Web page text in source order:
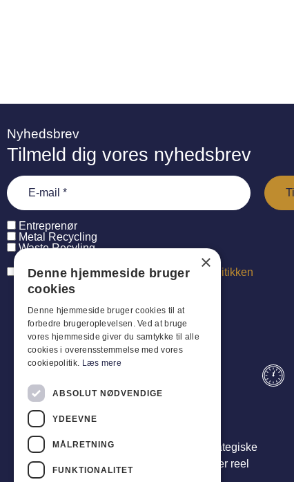
Nyhedsbrev
Tilmeld dig vores nyhedsbrev
Entreprenør
Metal Recycling
Waste Recyling
Jeg har læst og acceptererpersondatapolitikken
Vi er mere end leverandører – vi er din strategiske
partner. Vi leverer totalløsninger, der skaber reel
×
Denne hjemmeside bruger
cookies
Denne hjemmeside bruger cookies til at
forbedre brugeroplevelsen. Ved at bruge
vores hjemmeside giver du samtykke til alle
cookies i overensstemmelse med vores
cookiepolitik. Læs mere
ABSOLUT NØDVENDIGE
YDEEVNE
MÅLRETNING
FUNKTIONALITET